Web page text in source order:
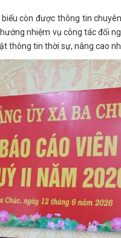
còn được thông tin
nhiệm vụ công tác đối
thông tin thời sự, nâng cao